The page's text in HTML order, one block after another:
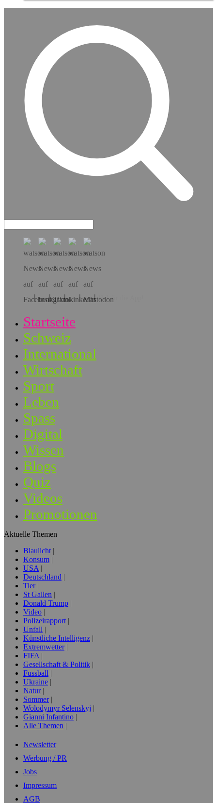
Hol dir die App!
Startseite
Schweiz
International
Wirtschaft
Sport
Leben
Spass
Digital
Wissen
Blogs
Quiz
Videos
Promotionen
Aktuelle Themen
Blaulicht
Konsum
USA
Deutschland
Tier
St Gallen
Donald Trump
Video
Polizeirapport
Unfall
Künstliche Intelligenz
Extremwetter
FIFA
Gesellschaft & Politik
Fussball
Ukraine
Natur
Sommer
Wolodymyr Selenskyj
Gianni Infantino
Alle Themen
Newsletter
Werbung / PR
Jobs
Impressum
AGB